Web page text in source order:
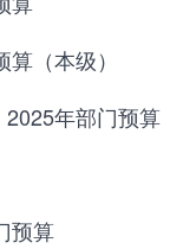
（本级）
年部门预算
预算